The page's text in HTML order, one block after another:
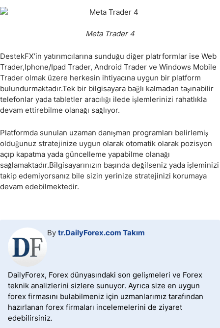
Meta Trader 4
DestekFX’in yatırımcılarına sunduğu diğer platrformlar ise Web
Trader,Iphone/Ipad Trader, Android Trader ve Windows Mobile
Trader olmak üzere herkesin ihtiyacına uygun bir platform
bulundurmaktadır.Tek bir bilgisayara bağlı kalmadan taşınabilir
telefonlar yada tabletler aracılığı ilede işlemlerinizi rahatlıkla
devam ettirebilme olanağı sağlıyor.
Platformda sunulan uzaman danışman programları belirlemiş
olduğunuz stratejinize uygun olarak otomatik olarak pozisyon
açıp kapatma yada güncelleme yapabilme olanağı
sağlamaktadır.Bilgisayarınızın başında değilseniz yada işleminizi
takip edemiyorsanız bile sizin yerinize stratejinizi korumaya
devam edebilmektedir.
By tr.DailyForex.com Takım
DailyForex, Forex dünyasındaki son gelişmeleri ve Forex
teknik analizlerini sizlere sunuyor. Ayrıca size en uygun
forex firmasını bulabilmeniz için uzmanlarımız tarafından
hazırlanan forex firmaları incelemelerini de ziyaret
edebilirsiniz.